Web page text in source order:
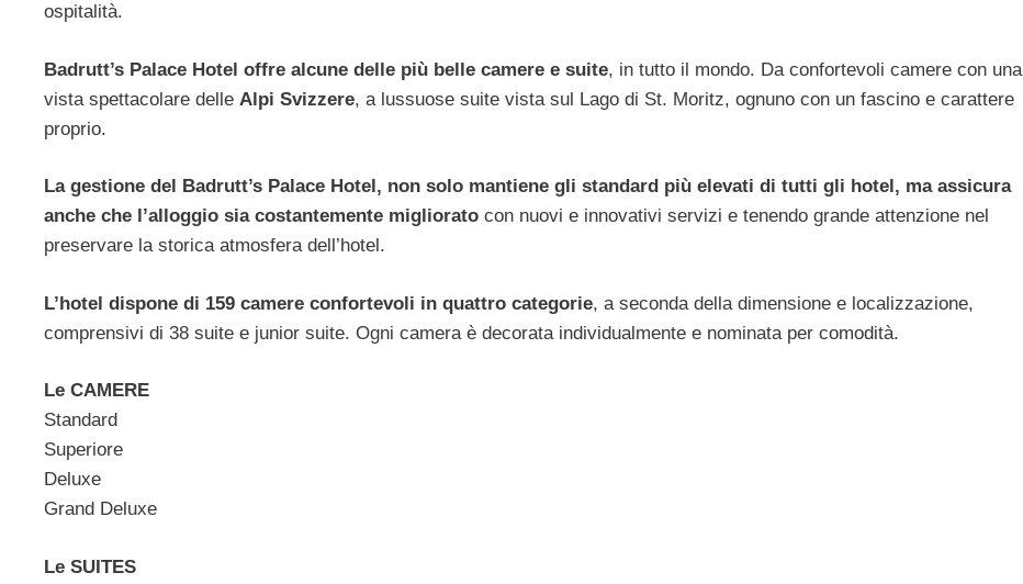
ospitalità.
Badrutt’s Palace Hotel offre alcune delle più belle camere e suite, in tutto il mondo. Da confortevoli camere con una
vista spettacolare delle Alpi Svizzere, a lussuose suite vista sul Lago di St. Moritz, ognuno con un fascino e carattere
proprio.
La gestione del Badrutt’s Palace Hotel, non solo mantiene gli standard più elevati di tutti gli hotel, ma assicura
anche che l’alloggio sia costantemente migliorato con nuovi e innovativi servizi e tenendo grande attenzione nel
preservare la storica atmosfera dell’hotel.
L’hotel dispone di 159 camere confortevoli in quattro categorie, a seconda della dimensione e localizzazione,
comprensivi di 38 suite e junior suite. Ogni camera è decorata individualmente e nominata per comodità.
Le CAMERE
Standard
Superiore
Deluxe
Grand Deluxe
Le SUITES